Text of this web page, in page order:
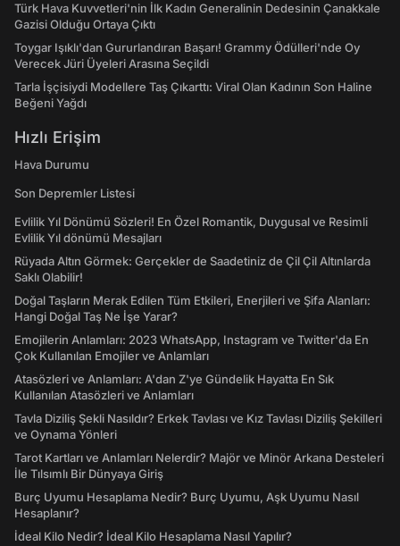
Türk Hava Kuvvetleri'nin İlk Kadın Generalinin Dedesinin Çanakkale
Gazisi Olduğu Ortaya Çıktı
Toygar Işıklı'dan Gururlandıran Başarı! Grammy Ödülleri'nde Oy
Verecek Jüri Üyeleri Arasına Seçildi
Tarla İşçisiydi Modellere Taş Çıkarttı: Viral Olan Kadının Son Haline
Beğeni Yağdı
Hızlı Erişim
Hava Durumu
Son Depremler Listesi
Evlilik Yıl Dönümü Sözleri! En Özel Romantik, Duygusal ve Resimli
Evlilik Yıl dönümü Mesajları
Rüyada Altın Görmek: Gerçekler de Saadetiniz de Çil Çil Altınlarda
Saklı Olabilir!
Doğal Taşların Merak Edilen Tüm Etkileri, Enerjileri ve Şifa Alanları:
Hangi Doğal Taş Ne İşe Yarar?
Emojilerin Anlamları: 2023 WhatsApp, Instagram ve Twitter'da En
Çok Kullanılan Emojiler ve Anlamları
Atasözleri ve Anlamları: A'dan Z'ye Gündelik Hayatta En Sık
Kullanılan Atasözleri ve Anlamları
Tavla Diziliş Şekli Nasıldır? Erkek Tavlası ve Kız Tavlası Diziliş Şekilleri
ve Oynama Yönleri
Tarot Kartları ve Anlamları Nelerdir? Majör ve Minör Arkana Desteleri
İle Tılsımlı Bir Dünyaya Giriş
Burç Uyumu Hesaplama Nedir? Burç Uyumu, Aşk Uyumu Nasıl
Hesaplanır?
İdeal Kilo Nedir? İdeal Kilo Hesaplama Nasıl Yapılır?